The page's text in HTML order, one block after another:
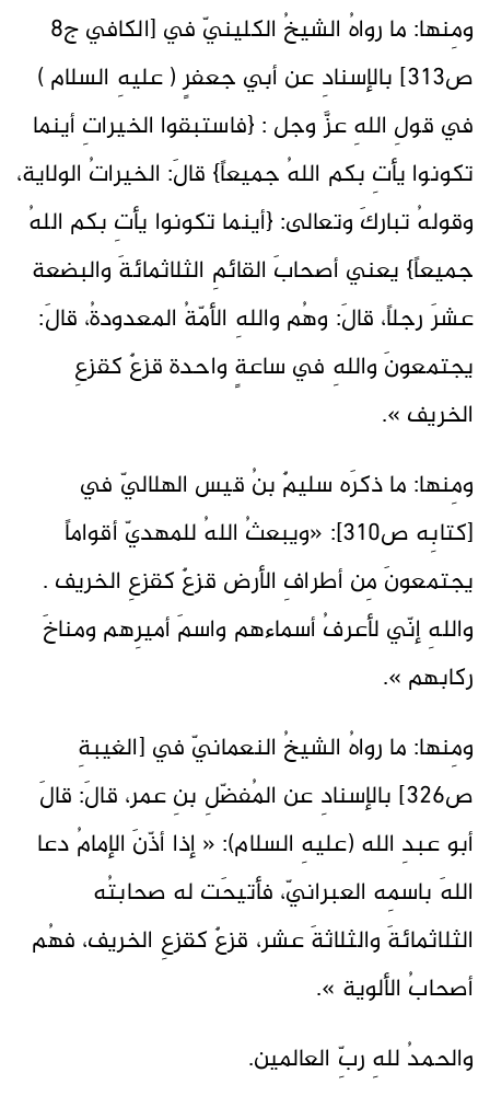
ومِنها: ما رواهُ الشيخُ الكلينيّ في [الكافي ج8
ص313] بالإسنادِ عن أبي جعفرٍ ( عليهِ السلام )
في قولِ اللهِ عزَّ وجل : {فاستبقوا الخيراتِ أينما
تكونوا يأتِ بكم اللهُ جميعاً} قالَ: الخيراتُ الولاية،
وقولهُ تباركَ وتعالى: {أينما تكونوا يأتِ بكم اللهُ
جميعاً} يعني أصحابَ القائمِ الثلاثمائةَ والبضعة
عشرَ رجلاً، قالَ: وهُم واللهِ الأمّةُ المعدودةُ، قالَ:
يجتمعونَ واللهِ في ساعةٍ واحدة قزعٌ كقزعِ
الخريف ».
ومِنها: ما ذكرَه سليمٌ بنُ قيس الهلاليّ في
[كتابِه ص310]: «ويبعثُ اللهُ للمهديّ أقواماً
يجتمعونَ مِن أطرافِ الأرض قزعٌ كقزعِ الخريف .
واللهِ إنّي لأعرفُ أسماءهم واسمَ أميرِهم ومناخَ
ركابهم ».
ومِنها: ما رواهُ الشيخُ النعمانيّ في [الغيبةِ
ص326] بالإسنادِ عن المُفضّلِ بنِ عمر، قالَ: قالَ
أبو عبدِ الله (عليهِ السلام): « إذا أذّنَ الإمامُ دعا
اللهَ باسمِه العبرانيّ، فأتيحَت له صحابتُه
الثلاثمائةَ والثلاثةَ عشر، قزعٌ كقزعِ الخريف، فهُم
أصحابُ الألوية ».
والحمدُ للهِ ربِّ العالمين.